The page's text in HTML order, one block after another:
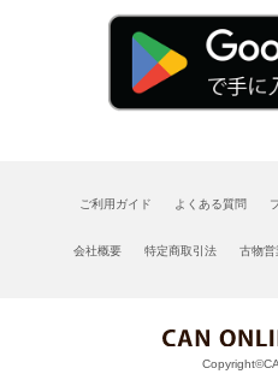
ご利用ガイド よくある質問
会社概要 特定商取引法 古物営